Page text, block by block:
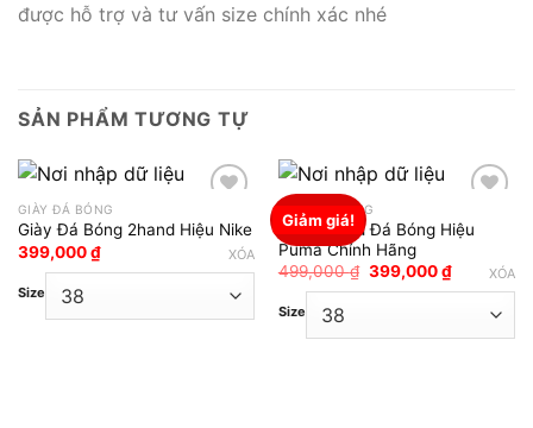
được hỗ trợ và tư vấn size chính xác nhé
SẢN PHẨM TƯƠNG TỰ
Add to wishlist
GIÀY ĐÁ BÓNG
Giày Đá Bóng 2hand Hiệu Nike
399,000₫
Size
XÓA
Giảm giá!
Add to wishlist
GIÀY ĐÁ BÓNG
Giày 2hand Đá Bóng Hiệu
Puma Chính Hãng
499,000₫ Giá
399,000₫Giá
hiện
Size
XÓA